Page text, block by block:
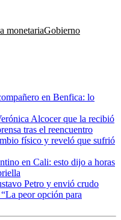
monetariaGobierno
en Benfica: lo
Alcocer que la recibió
tras el reencuentro
físico y reveló que sufrió
en Cali: esto dijo a horas
Petro y envió crudo
peor opción para